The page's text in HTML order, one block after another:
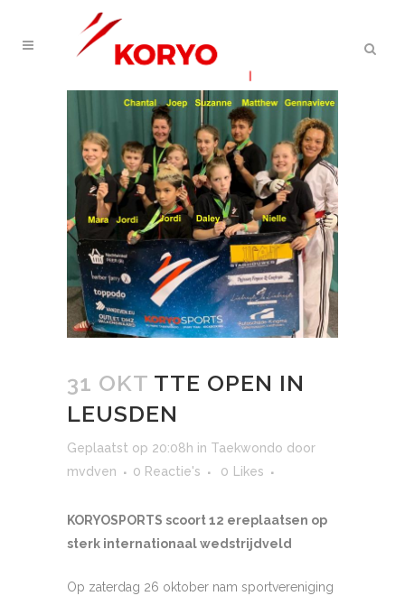
31 OKT TTE OPEN IN
LEUSDEN
Geplaatst op 20:08h in Taekwondo door
mvdven
0 Reactie's 0 Likes
KORYOSPORTS scoort 12 ereplaatsen op
sterk internationaal wedstrijdveld
Op zaterdag 26 oktober nam sportvereniging